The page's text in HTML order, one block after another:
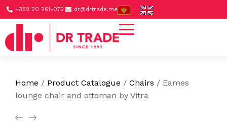
+382 20 261-072 dr@drtrade.me
Home / Product Catalogue / Chairs / Eames
lounge chair and ottoman by Vitra